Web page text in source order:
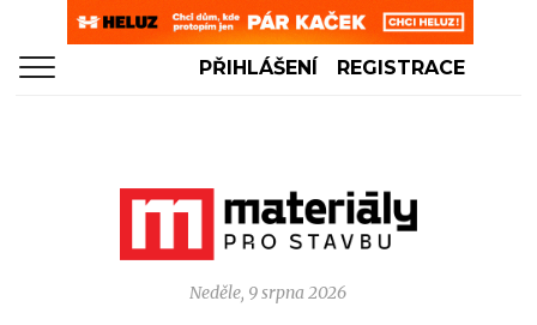
PŘIHLÁŠENÍ REGISTRACE
Neděle, 9 srpna 2026